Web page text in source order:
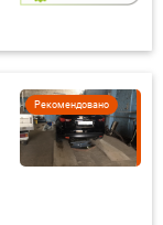
Рекомендовано